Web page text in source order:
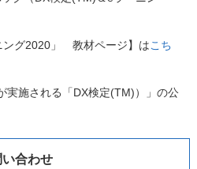
ング2020」 教材ページ】はこち
実施される「DX検定(TM)）」の公
合わせ